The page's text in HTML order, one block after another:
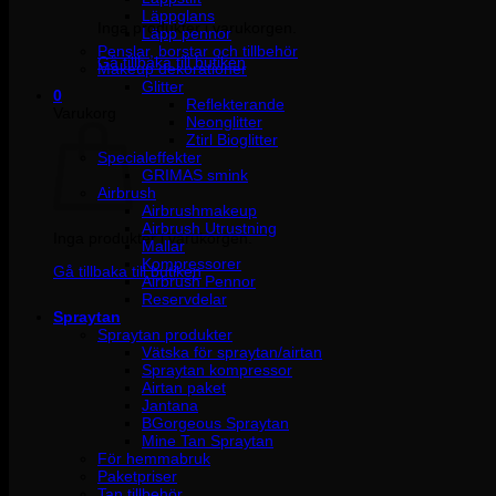
Inga produkter i varukorgen.
Gå tillbaka till butiken
0
Inga produkter i varukorgen.
Gå tillbaka till butiken
Läppglans
Läpp pennor
Penslar, borstar och tillbehör
Makeup dekorationer
Glitter
Reflekterande
Neonglitter
Ztirl Bioglitter
Specialeffekter
GRIMAS smink
Airbrush
Airbrushmakeup
Airbrush Utrustning
Mallar
Kompressorer
Airbrush Pennor
Reservdelar
Spraytan
Spraytan produkter
Vätska för spraytan/airtan
Spraytan kompressor
Airtan paket
Jantana
BGorgeous Spraytan
Mine Tan Spraytan
För hemmabruk
Paketpriser